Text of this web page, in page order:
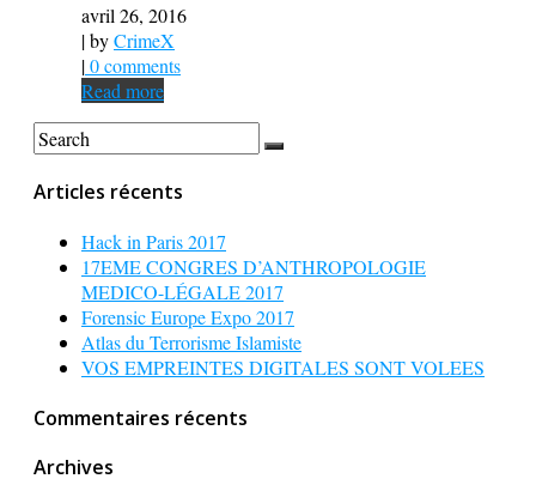
avril 26, 2016
| byCrimeX
|0 comments
Read more
Articles récents
Hack in Paris 2017
17EME CONGRES D’ANTHROPOLOGIE
MEDICO-LÉGALE 2017
Forensic Europe Expo 2017
Atlas du Terrorisme Islamiste
VOS EMPREINTES DIGITALES SONT VOLEES
Commentaires récents
Archives